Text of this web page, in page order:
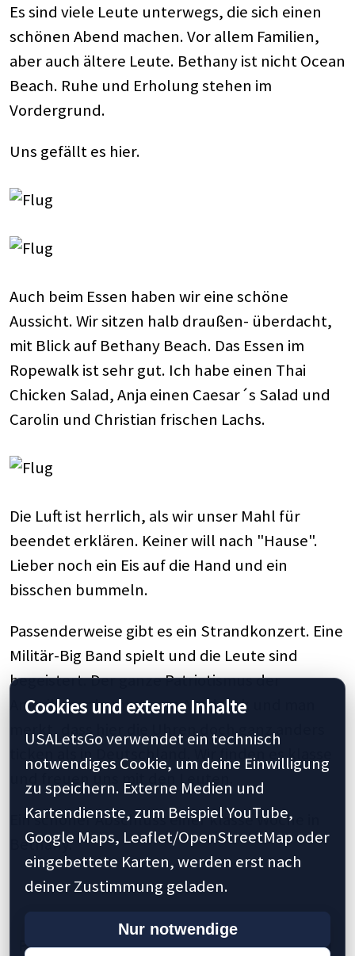
Es sind viele Leute unterwegs, die sich einen
schönen Abend machen. Vor allem Familien,
aber auch ältere Leute. Bethany ist nicht Ocean
Beach. Ruhe und Erholung stehen im
Vordergrund.
Uns gefällt es hier.
Auch beim Essen haben wir eine schöne
Aussicht. Wir sitzen halb draußen- überdacht,
mit Blick auf Bethany Beach. Das Essen im
Ropewalk ist sehr gut. Ich habe einen Thai
Chicken Salad, Anja einen Caesar´s Salad und
Carolin und Christian frischen Lachs.
Die Luft ist herrlich, als wir unser Mahl für
beendet erklären. Keiner will nach "Hause".
Lieber noch ein Eis auf die Hand und ein
bisschen bummeln.
Passenderweise gibt es ein Strandkonzert. Eine
Militär-Big Band spielt und die Leute sind
begeistert. Der ganze Patriotismus der
Amerikaner kommt zum Ausdruck und man
merkt, dass hier die Uhren doch ganz anders
ticken als in Deutschland. Wir finden es klasse
und freuen uns mit den Leuten.
Ein schöner Abschluss einer klasse Woche in
Bethany.
Previous 1 5 10 20 30 40 43 50
Cookies und externe Inhalte
USALetsGo verwendet ein technisch
notwendiges Cookie, um deine Einwilligung
zu speichern. Externe Medien und
Kartendienste, zum Beispiel YouTube,
Google Maps, Leaflet/OpenStreetMap oder
eingebettete Karten, werden erst nach
deiner Zustimmung geladen.
Nur notwendige